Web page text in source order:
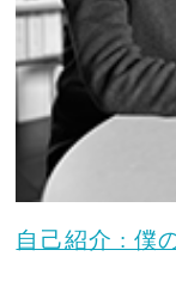
自己紹介 : 僕